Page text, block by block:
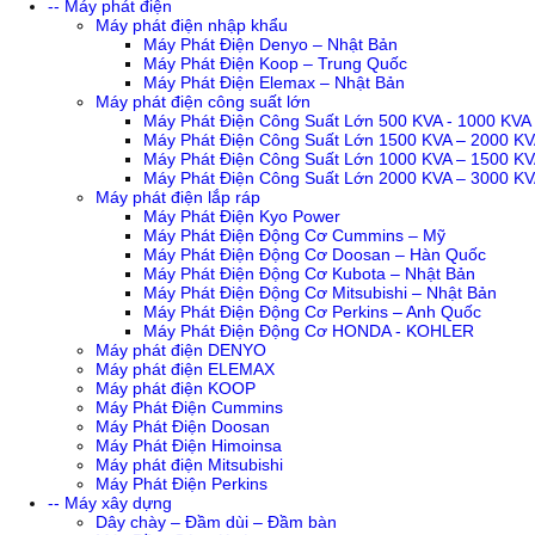
-- Máy phát điện
Máy phát điện nhập khẩu
Máy Phát Điện Denyo – Nhật Bản
Máy Phát Điện Koop – Trung Quốc
Máy Phát Điện Elemax – Nhật Bản
Máy phát điện công suất lớn
Máy Phát Điện Công Suất Lớn 500 KVA - 1000 KVA
Máy Phát Điện Công Suất Lớn 1500 KVA – 2000
Máy Phát Điện Công Suất Lớn 1000 KVA – 1500
Máy Phát Điện Công Suất Lớn 2000 KVA – 3000
Máy phát điện lắp ráp
Máy Phát Điện Kyo Power
Máy Phát Điện Động Cơ Cummins – Mỹ
Máy Phát Điện Động Cơ Doosan – Hàn Quốc
Máy Phát Điện Động Cơ Kubota – Nhật Bản
Máy Phát Điện Động Cơ Mitsubishi – Nhật Bản
Máy Phát Điện Động Cơ Perkins – Anh Quốc
Máy Phát Điện Động Cơ HONDA - KOHLER
Máy phát điện DENYO
Máy phát điện ELEMAX
Máy phát điện KOOP
Máy Phát Điện Cummins
Máy Phát Điện Doosan
Máy Phát Điện Himoinsa
Máy phát điện Mitsubishi
Máy Phát Điện Perkins
-- Máy xây dựng
Dây chày – Đầm dùi – Đầm bàn